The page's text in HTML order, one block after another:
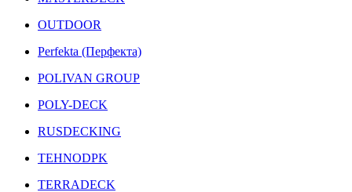
OUTDOOR
Perfekta (Перфекта)
POLIVAN GROUP
POLY-DECK
RUSDECKING
TEHNODPK
TERRADECK